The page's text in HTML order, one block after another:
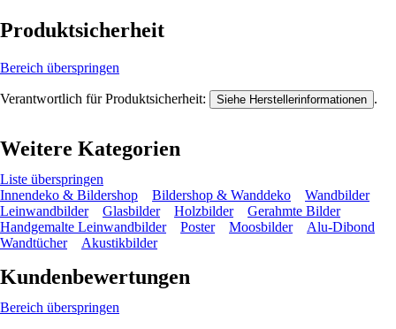
Produktsicherheit
Bereich überspringen
Verantwortlich für Produktsicherheit: Siehe Herstellerinformationen .
Weitere Kategorien
Liste überspringen
Innendeko & Bildershop
Bildershop & Wanddeko
Wandbilder
Leinwandbilder
Glasbilder Holzbilder
Gerahmte Bilder
Handgemalte Leinwandbilder
Poster Moosbilder
Alu-Dibond
Wandtücher
Akustikbilder
Kundenbewertungen
Bereich überspringen